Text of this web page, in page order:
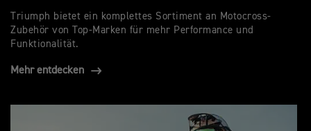
Triumph bietet ein komplettes Sortiment an Motocross-
Zubehör von Top-Marken für mehr Performance und
Funktionalität.
Mehr entdecken